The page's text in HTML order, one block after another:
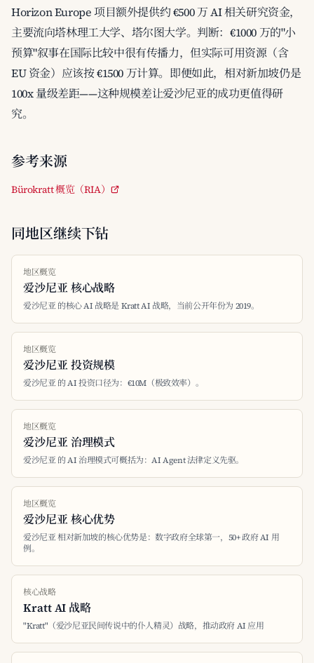
Horizon Europe 项目额外提供约 €500 万 AI 相关研究资金，
主要流向塔林理工大学、塔尔图大学。判断：€1000 万的"小
预算"叙事在国际比较中很有传播力，但实际可用资源（含
EU 资金）应该按 €1500 万计算。即便如此，相对新加坡仍是
100x 量级差距——这种规模差让爱沙尼亚的成功更值得研
究。
参考来源
Bürokratt 概览（RIA）
同地区继续下钻
地区概览
爱沙尼亚 核心战略
爱沙尼亚 的核心 AI 战略是 Kratt AI 战略，当前公开年份为 2019。
地区概览
爱沙尼亚 投资规模
爱沙尼亚 的 AI 投资口径为：€10M（极致效率）。
地区概览
爱沙尼亚 治理模式
爱沙尼亚 的 AI 治理模式可概括为：AI Agent 法律定义先驱。
地区概览
爱沙尼亚 核心优势
爱沙尼亚 相对新加坡的核心优势是：数字政府全球第一，50+ 政府 AI 用
例。
核心战略
Kratt AI 战略
"Kratt"（爱沙尼亚民间传说中的仆人精灵）战略，推动政府 AI 应用